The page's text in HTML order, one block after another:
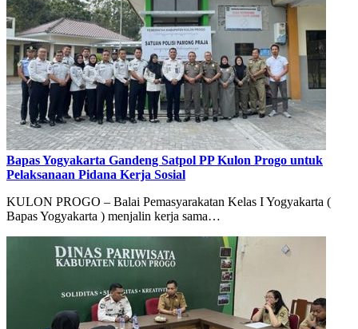
Bapas Yogyakarta Gandeng Satpol PP Kulon Progo untuk
Pelaksanaan Pidana Kerja Sosial
KULON PROGO – Balai Pemasyarakatan Kelas I Yogyakarta (
Bapas Yogyakarta ) menjalin kerja sama…